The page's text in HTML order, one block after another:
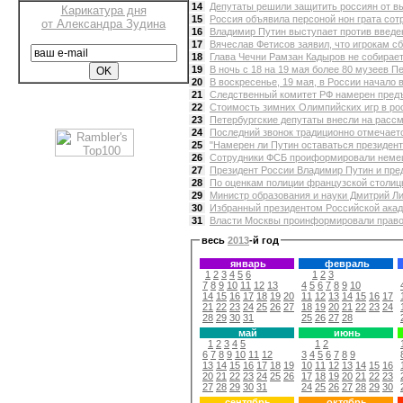
Карикатура дня
от Александра Зудина
14
Депутаты решили защитить россиян от
15
Россия объявила персоной нон грата
16
Владимир Путин выступает против
17
Вячеслав Фетисов заявил, что игрокам
18
Глава Чечни Рамзан Кадыров не
19
В ночь с 18 на 19 мая более 80 музеев
20
В воскресенье, 19 мая, в России
21
Следственный комитет РФ намерен
22
Стоимость зимних Олимпийских игр в
23
Петербургские депутаты внесли на
24
Последний звонок традиционно
25
"Намерен ли Путин оставаться
26
Сотрудники ФСБ проиформировали
27
Президент России Владимир Путин и
28
По оценкам полиции французской
29
Министр образования и науки Дмитрий
30
Избранный президентом Российской
31
Власти Москвы проинформировали
весь 2013-й год
январь
1 2 3 4 5 6
7 8 9 10 11 12 13
14 15 16 17 18 19 20
21 22 23 24 25 26 27
28 29 30 31
февраль
1 2 3
4 5 6 7 8 9 10
11 12 13 14 15 16 17
18 19 20 21 22 23 24
25 26 27 28
май
1 2 3 4 5
6 7 8 9 10 11 12
13 14 15 16 17 18 19
20 21 22 23 24 25 26
27 28 29 30 31
июнь
1 2
3 4 5 6 7 8 9
10 11 12 13 14 15 16
17 18 19 20 21 22 23
24 25 26 27 28 29 30